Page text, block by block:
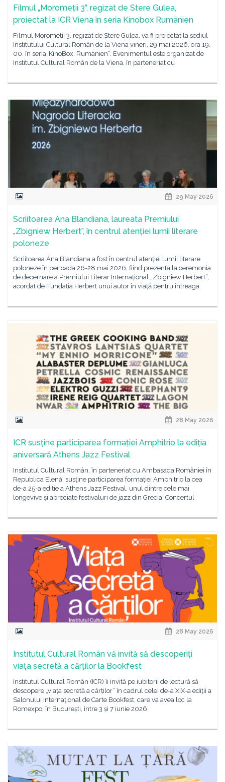
Filmul „Moromeții 3”, regizat de Stere Gulea,
proiectat la ICR Viena în seria Kinobox Rumänien
Filmul Moromeții 3, regizat de Stere Gulea, va fi proiectat la sediul
Institutului Cultural Român de la Viena vineri, 29 mai 2026, ora 19.
00, în seria„KinoBox: Rumänien“. Evenimentul este organizat de
Institutul Cultural Român de la Viena, în parteneriat cu
29 May 2026
Scriitoarea Ana Blandiana, laureata Premiului
„Zbigniew Herbert”, în centrul atenției lumii literare
poloneze
Scriitoarea Ana Blandiana a fost în centrul atenției lumii literare
poloneze în perioada 26-28 mai 2026, fiind prezentă la ceremonia
de decernare a Premiului Literar Internațional „Zbigniew Herbert”,
acordat de Fundația Herbert unui autor în viață pentru întreaga
28 May 2026
ICR susține participarea formației Amphitrio la ediția
aniversară Athens Jazz Festival
Institutul Cultural Român, în parteneriat cu Ambasada României în
Republica Elenă, susține participarea formației Amphitrio la cea
de-a 25-a ediție a Athens Jazz Festival, unul dintre cele mai
longevive și apreciate festivaluri de jazz din Grecia. Concertul
28 May 2026
Institutul Cultural Român vă invită să descoperiți
viața secretă a cărților la Bookfest
Institutul Cultural Român (ICR) îi invită pe iubitorii de lectură să
descopere „viața secretă a cărților” în cadrul celei de-a XIX-a ediții a
Salonului Internațional de Carte Bookfest, care va avea loc la
Romexpo, în București, între 3 și 7 iunie 2026.